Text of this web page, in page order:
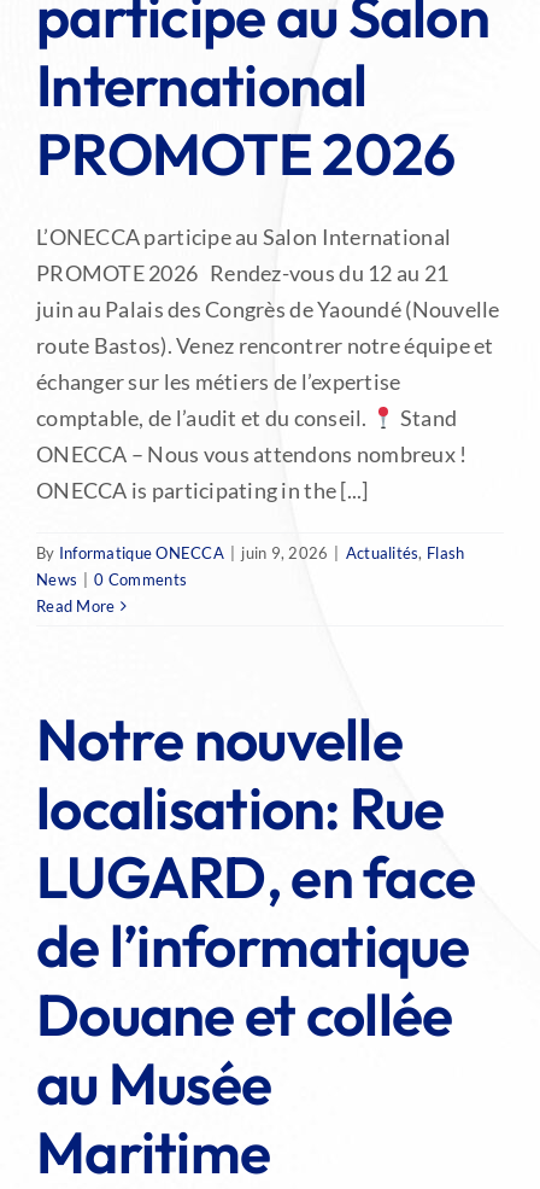
LES SERVICES DE L’ORDRE
participe au Salon
International
PROMOTE 2026
L’ONECCA participe au Salon International
PROMOTE 2026 Rendez-vous du 12 au 21
juin au Palais des Congrès de Yaoundé (Nouvelle
route Bastos). Venez rencontrer notre équipe et
échanger sur les métiers de l’expertise
comptable, de l’audit et du conseil.
Stand
ONECCA – Nous vous attendons nombreux !
ONECCA is participating in the [...]
By Informatique ONECCA juin 9, 2026 Actualités, Flash
News
0 Comments
Read More
Notre nouvelle
localisation: Rue
LUGARD, en face
de l’informatique
Douane et collée
au Musée
Maritime